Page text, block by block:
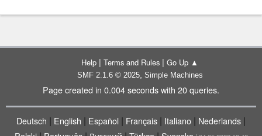
Help | Terms and Rules | Go Up ▲
SMF 2.1.6 © 2025, Simple Machines
Page created in 0.004 seconds with 20 queries.
Deutsch | English | Español | Français | Italiano | Nederlands |